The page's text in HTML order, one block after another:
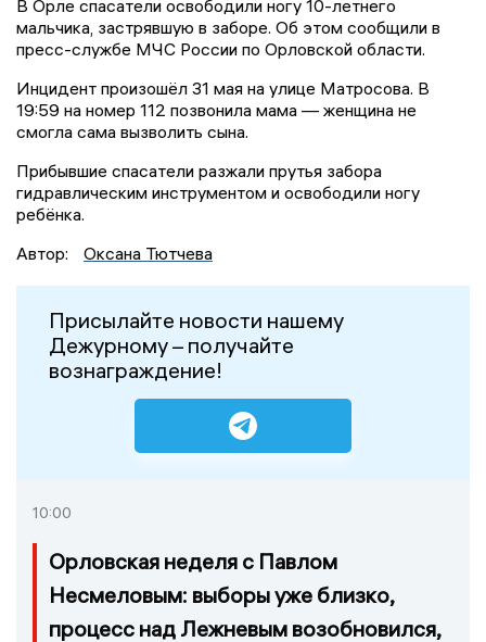
В Орле спасатели освободили ногу 10-летнего
мальчика, застрявшую в заборе. Об этом сообщили в
пресс-службе МЧС России по Орловской области.
Инцидент произошёл 31 мая на улице Матросова. В
19:59 на номер 112 позвонила мама — женщина не
смогла сама вызволить сына.
Прибывшие спасатели разжали прутья забора
гидравлическим инструментом и освободили ногу
ребёнка.
Автор:
Оксана Тютчева
Присылайте новости нашему
Дежурному – получайте
вознаграждение!
10:00
Орловская неделя с Павлом
Несмеловым: выборы уже близко,
процесс над Лежневым возобновился,